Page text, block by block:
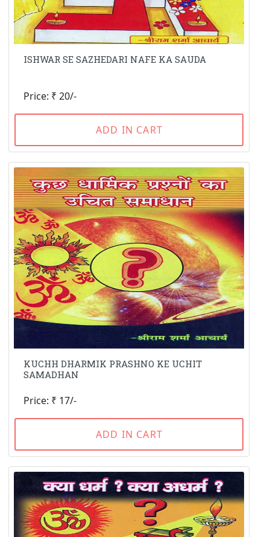
ISHWAR SE SAZHEDARI NAFE KA SAUDA
Price: ₹ 20/-
ADD IN CART
KUCHH DHARMIK PRASHNO KE UCHIT
SAMADHAN
Price: ₹ 17/-
ADD IN CART